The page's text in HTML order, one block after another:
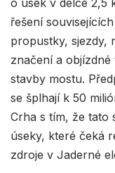
o úsek v délce 2,5
řešení
propustky, sjezdy,
značení a
stavby mostu.
se šplhají k 50
Crha s tím, že tato
úseky, které čeká
zdroje v Jaderné